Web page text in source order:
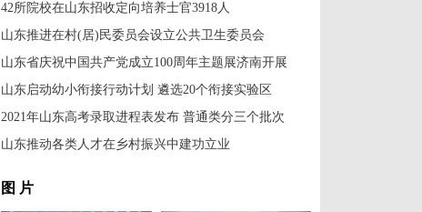
42所院校在山东招收定向培养士官3918人
山东推进在村(居)民委员会设立公共卫生委员会
山东省庆祝中国共产党成立100周年主题展济南开展
山东启动幼小衔接行动计划 遴选20个衔接实验区
2021年山东高考录取进程表发布 普通类分三个批次
山东推动各类人才在乡村振兴中建功立业
图 片